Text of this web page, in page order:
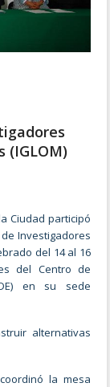
(IGLOM)
Ciudad participó
Investigadores
del 14 al 16
del Centro de
en su sede
alternativas
la mesa